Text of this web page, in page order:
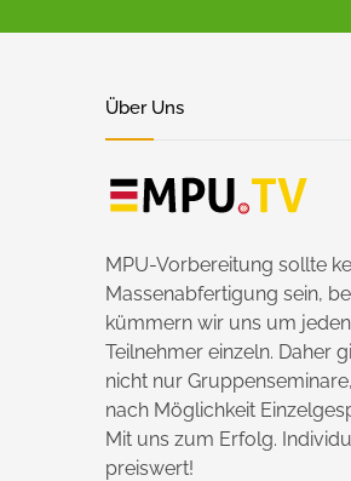
Über Uns
MPU-Vorbereitung sollte
Massenabfertigung sein,
kümmern wir uns um jeden
Teilnehmer einzeln. Daher
nicht nur
nach Möglichkeit
Mit uns zum Erfolg.
preiswert!